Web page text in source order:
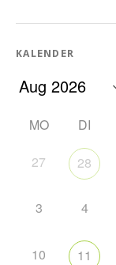
KALENDER
MO DI
27 28
3 4
10 11